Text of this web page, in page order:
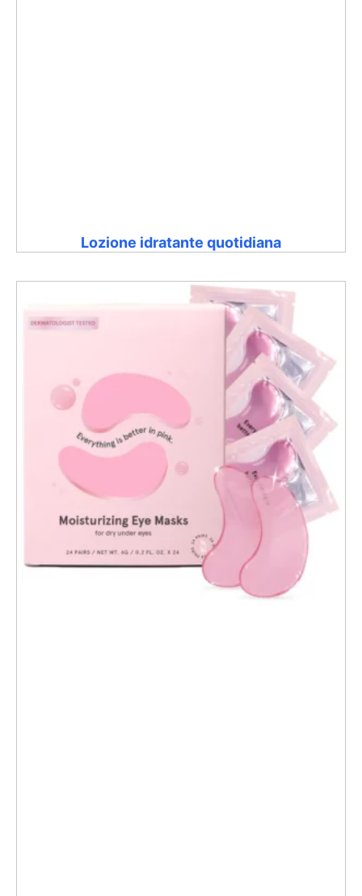
Lozione idratante quotidiana